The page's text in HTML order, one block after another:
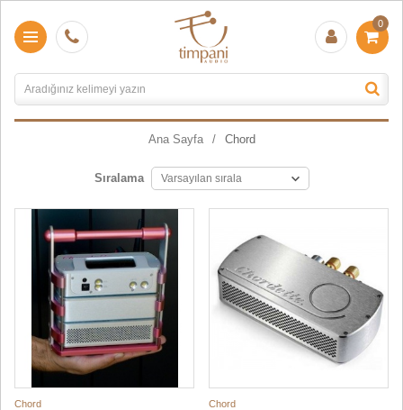
0
Ana Sayfa Chord
Sıralama
Chord
Chord